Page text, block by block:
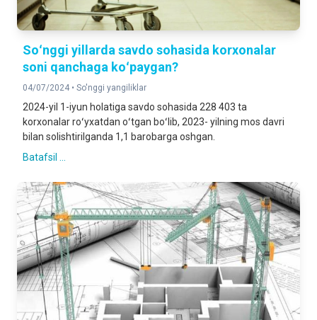
Soʻnggi yillarda savdo sohasida korxonalar
soni qanchaga koʻpaygan?
04/07/2024 • So'nggi yangiliklar
2024-yil 1-iyun holatiga savdo sohasida 228 403 ta
korxonalar roʻyxatdan oʻtgan boʻlib, 2023- yilning mos davri
bilan solishtirilganda 1,1 barobarga oshgan.
Batafsil ...